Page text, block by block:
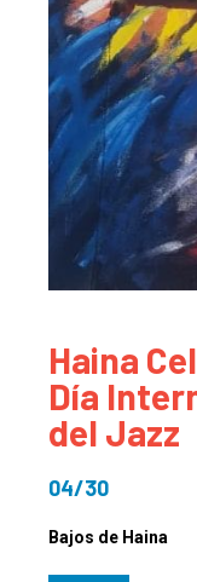
Haina
Día
del Jazz
04/30
Bajos de Haina